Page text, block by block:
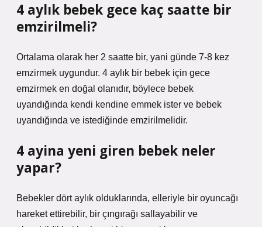
4 aylık bebek gece kaç saatte bir
emzirilmeli?
Ortalama olarak her 2 saatte bir, yani günde 7-8 kez
emzirmek uygundur. 4 aylık bir bebek için gece
emzirmek en doğal olanıdır, böylece bebek
uyandığında kendi kendine emmek ister ve bebek
uyandığında ve istediğinde emzirilmelidir.
4 ayina yeni giren bebek neler
yapar?
Bebekler dört aylık olduklarında, elleriyle bir oyuncağı
hareket ettirebilir, bir çıngırağı sallayabilir ve